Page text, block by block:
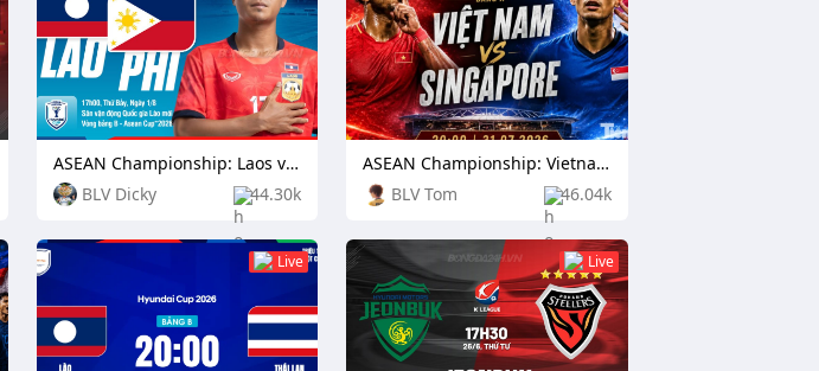
BLV Dicky 44.30k
ASEAN Championship: Laos vs Philippines
BLV Tom 46.04k
ASEAN Championship: Vietnam vs Singapore
Live Live